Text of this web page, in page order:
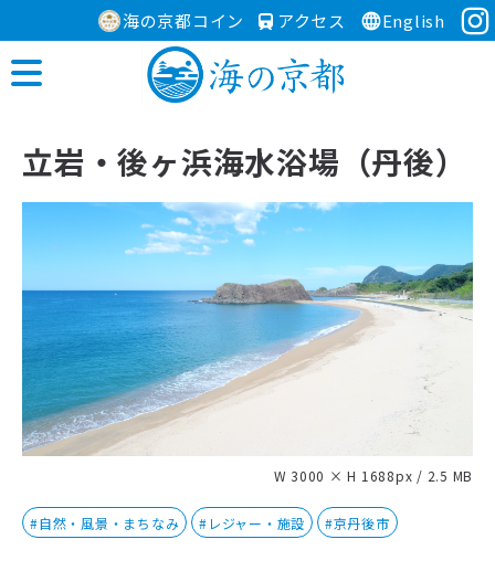
海の京都コイン アクセス English
立岩・後ヶ浜海水浴場（丹後）
W 3000 × H 1688px / 2.5 MB
#自然・風景・まちなみ #レジャー・施設 #京丹後市